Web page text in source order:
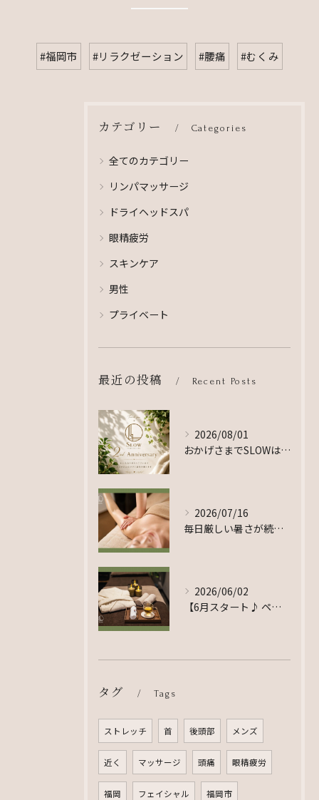
#福岡市 #リラクゼーション #腰痛 #むくみ
カテゴリー Categories
全てのカテゴリー
リンパマッサージ
ドライヘッドスパ
眼精疲労
スキンケア
男性
プライベート
最近の投稿 Recent Posts
2026/08/01
おかげさまでSLOWは2周年を迎えました☺️🙌
2026/07/16
毎日厳しい暑さが続いていますが、皆さま体調はいかがでしょうか...
2026/06/02
【6月スタート♪ ペアでのご利用をご希望のお客様へ】
タグ Tags
ストレッチ 首 後頭部 メンズ
近く マッサージ 頭痛 眼精疲労
福岡 フェイシャル 福岡市